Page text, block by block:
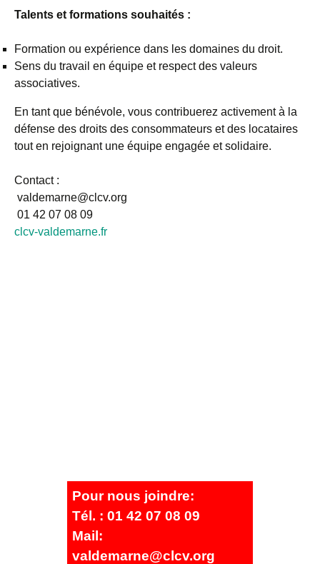
Talents et formations souhaités :
Formation ou expérience dans les domaines du droit.
Sens du travail en équipe et respect des valeurs
associatives.
En tant que bénévole, vous contribuerez activement à la
défense des droits des consommateurs et des locataires
tout en rejoignant une équipe engagée et solidaire.
Contact :
valdemarne@clcv.org
01 42 07 08 09
clcv-valdemarne.fr
Pour nous joindre:
Tél. : 01 42 07 08 09
Mail:
valdemarne@clcv.org